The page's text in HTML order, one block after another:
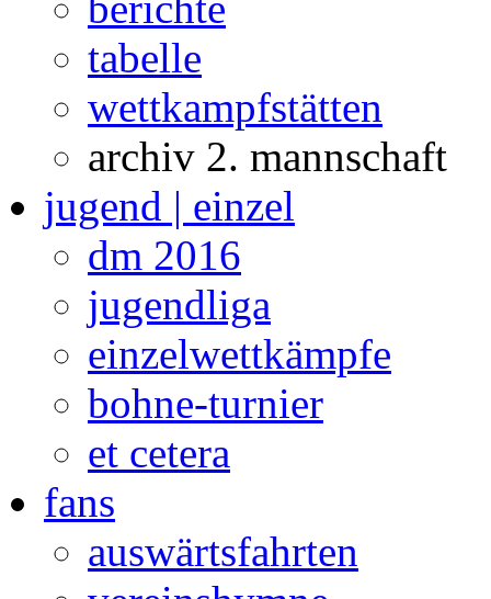
tabelle
wettkampfstätten
archiv 2. mannschaft
jugend | einzel
dm 2016
jugendliga
einzelwettkämpfe
bohne-turnier
et cetera
fans
auswärtsfahrten